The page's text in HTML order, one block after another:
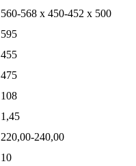
560-568 x 450-452 x 500
595
455
475
108
1,45
220,00-240,00
10